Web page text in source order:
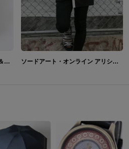
キリト モデル アウター＆バッグ＆腕時計＆シューズ＆ネクタイ ソードアート・オンライン アリシゼーション ソードアート・オンライン アリシゼーション キリト シャツ＆バッグ＆サンダル